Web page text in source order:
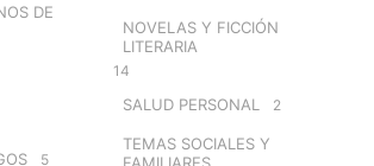
DE
5
NOVELAS Y FICCIÓN
LITERARIA
14
SALUD PERSONAL 2
TEMAS SOCIALES Y